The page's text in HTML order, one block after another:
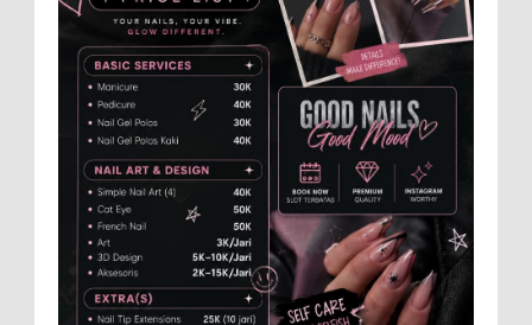
Istimewa MEMOPOS.co.id, Magetan -!
Kapolres Magetan AKBP Dr. Raden Erik
Bangun Prakasa, S.H., S.I.K., M.M., turut ambil bagian
dalam ajang b...
Anggota Karang Taruna Urunan Demi
Nobar Indonesia Lawan Vietnam
Pertandingan sepakbola antara Tim
Indonesia dan Vietnam tidak dilewatkan
begitu saha oleh penggemar bola, termasuk karang
taruna bahkan mere...